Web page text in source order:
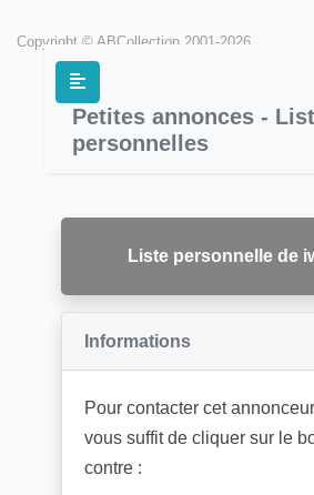
Petites annonces -
personnelles
Liste personnelle de
Informations
Pour contacter cet
vous suffit de cliquer sur le
contre :
Copyright © ABCollection 2001-2026